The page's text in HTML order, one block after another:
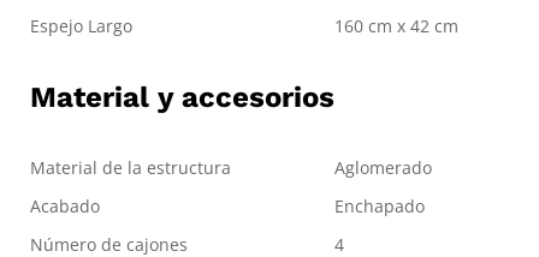
Espejo Largo
160 cm x 42 cm
Material y accesorios
Material de la estructura
Aglomerado
Acabado
Enchapado
Número de cajones
4